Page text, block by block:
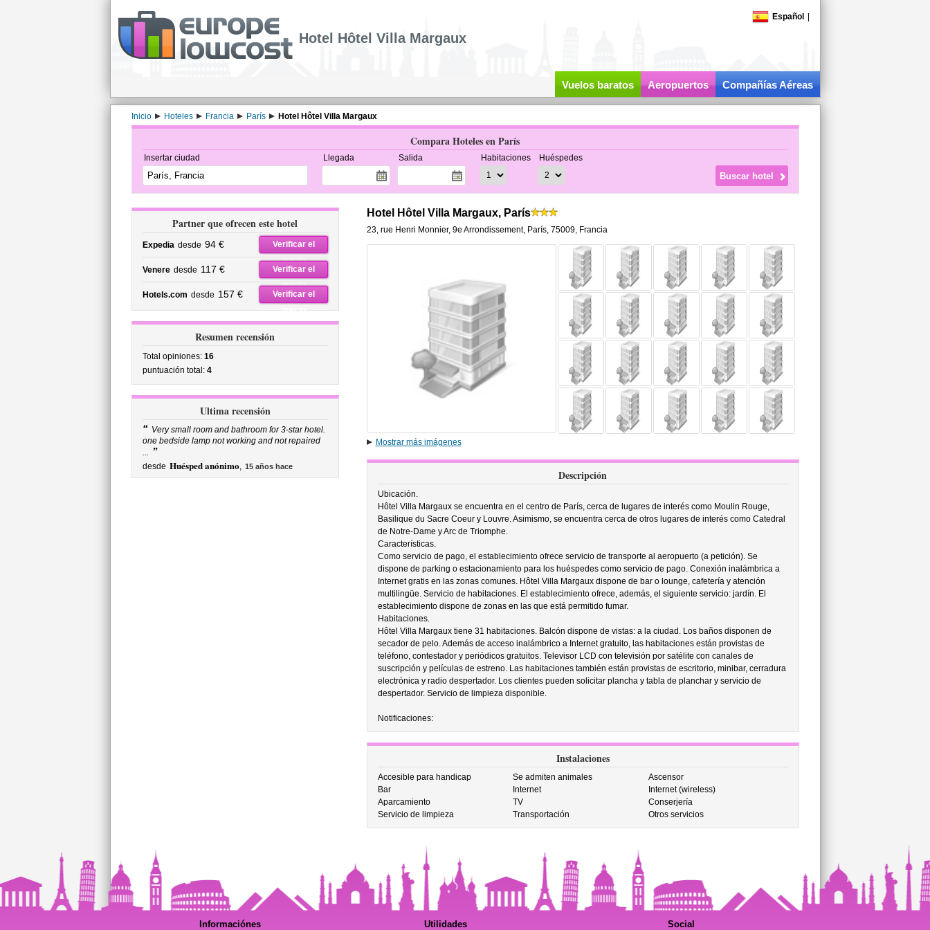
Español
Hotel Hôtel Villa Margaux
Vuelos baratos Aeropuertos Compañías Aéreas
Inicio Hoteles Francia París Hotel Hôtel Villa Margaux
Compara Hoteles en París
Insertar ciudad Llegada Salida Habitaciones Huéspedes
Partner que ofrecen este hotel
Expedia desde 94 €
Verificar el
precio
Venere desde 117 €
Verificar el
precio
Hotels.com desde 157 €
Verificar el
precio
Resumen recensión
Total opiniones: 16
puntuación total: 4
Ultima recensión
“ Very small room and bathroom for 3-star hotel.
one bedside lamp not working and not repaired
... ”
desde Huésped anónimo, 15 años hace
Hotel Hôtel Villa Margaux, París
23, rue Henri Monnier, 9e Arrondissement, París, 75009, Francia
Mostrar más imágenes
Descripción
Ubicación.
Hôtel Villa Margaux se encuentra en el centro de París, cerca de lugares de interés como Moulin Rouge,
Basilique du Sacre Coeur y Louvre. Asimismo, se encuentra cerca de otros lugares de interés como Catedral
de Notre-Dame y Arc de Triomphe.
Características.
Como servicio de pago, el establecimiento ofrece servicio de transporte al aeropuerto (a petición). Se
dispone de parking o estacionamiento para los huéspedes como servicio de pago. Conexión inalámbrica a
Internet gratis en las zonas comunes. Hôtel Villa Margaux dispone de bar o lounge, cafetería y atención
multilingüe. Servicio de habitaciones. El establecimiento ofrece, además, el siguiente servicio: jardín. El
establecimiento dispone de zonas en las que está permitido fumar.
Habitaciones.
Hôtel Villa Margaux tiene 31 habitaciones. Balcón dispone de vistas: a la ciudad. Los baños disponen de
secador de pelo. Además de acceso inalámbrico a Internet gratuito, las habitaciones están provistas de
teléfono, contestador y periódicos gratuitos. Televisor LCD con televisión por satélite con canales de
suscripción y películas de estreno. Las habitaciones también están provistas de escritorio, minibar, cerradura
electrónica y radio despertador. Los clientes pueden solicitar plancha y tabla de planchar y servicio de
despertador. Servicio de limpieza disponible.
Notificaciones:
Instalaciones
Accesible para handicap Se admiten animales
Ascensor
Bar
Internet
Internet (wireless)
Aparcamiento
TV
Conserjería
Servicio de limpieza
Transportación Otros servicios
Informaciónes Utilidades Social